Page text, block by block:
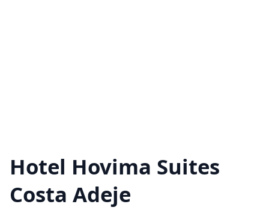
Hotel Hovima Suites
Costa Adeje